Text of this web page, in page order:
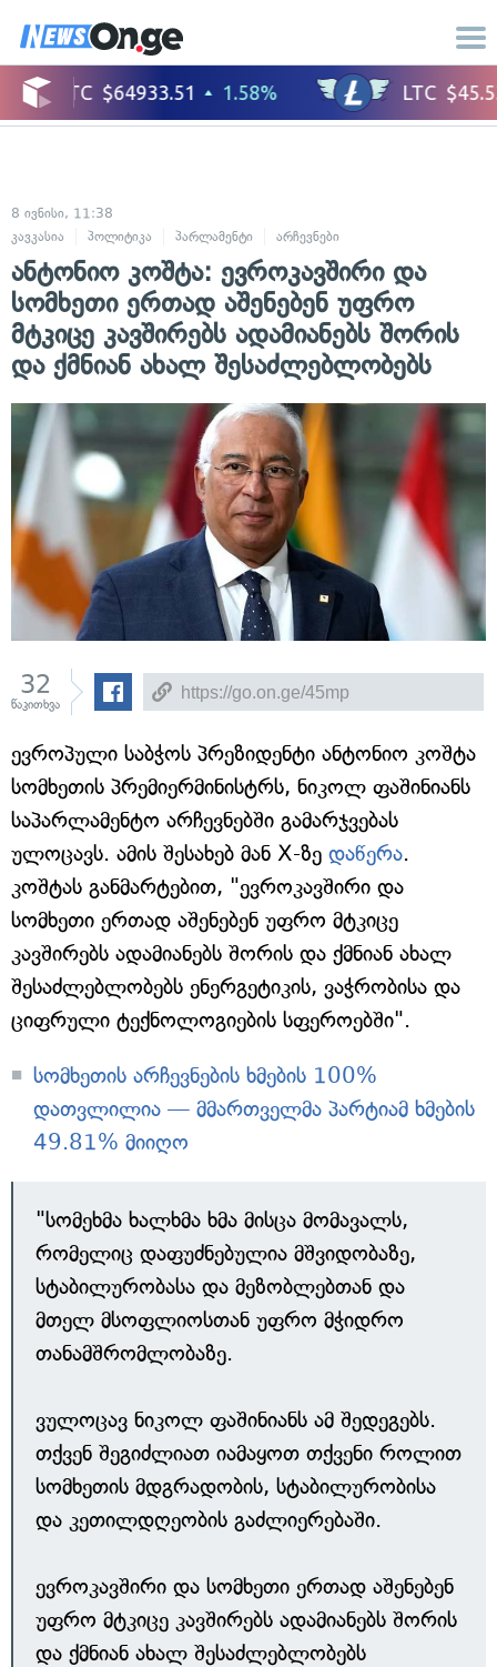
8 ივნისი, 11:38
კავკასია
პოლიტიკა პარლამენტი არჩევნები
ანტონიო კოშტა: ევროკავშირი და
სომხეთი ერთად აშენებენ უფრო
მტკიცე კავშირებს ადამიანებს შორის
და ქმნიან ახალ შესაძლებლობებს
32
წაკითხვა
ევროპული საბჭოს პრეზიდენტი ანტონიო კოშტა
სომხეთის პრემიერმინისტრს, ნიკოლ ფაშინიანს
საპარლამენტო არჩევნებში გამარჯვებას
ულოცავს. ამის შესახებ მან X-ზე დაწერა.
კოშტას განმარტებით, "ევროკავშირი და
სომხეთი ერთად აშენებენ უფრო მტკიცე
კავშირებს ადამიანებს შორის და ქმნიან ახალ
შესაძლებლობებს ენერგეტიკის, ვაჭრობისა და
ციფრული ტექნოლოგიების სფეროებში".
სომხეთის არჩევნების ხმების 100%
დათვლილია — მმართველმა პარტიამ ხმების
49.81% მიიღო
"სომეხმა ხალხმა ხმა მისცა მომავალს,
რომელიც დაფუძნებულია მშვიდობაზე,
სტაბილურობასა და მეზობლებთან და
მთელ მსოფლიოსთან უფრო მჭიდრო
თანამშრომლობაზე.
ვულოცავ ნიკოლ ფაშინიანს ამ შედეგებს.
თქვენ შეგიძლიათ იამაყოთ თქვენი როლით
სომხეთის მდგრადობის, სტაბილურობისა
და კეთილდღეობის გაძლიერებაში.
ევროკავშირი და სომხეთი ერთად აშენებენ
უფრო მტკიცე კავშირებს ადამიანებს შორის
და ქმნიან ახალ შესაძლებლობებს